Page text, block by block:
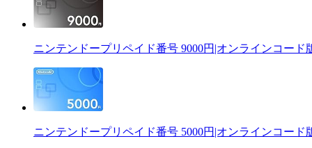
ニンテンドープリペイド番号 9000円|オンラインコード
ニンテンドープリペイド番号 5000円|オンラインコード